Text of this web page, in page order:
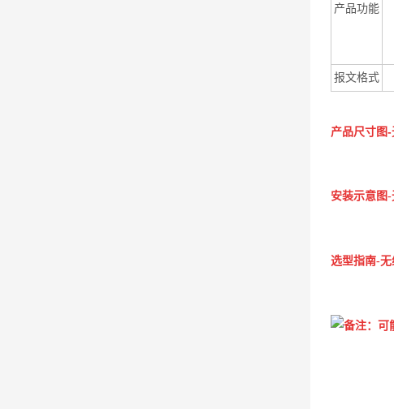
产品功能
报文格式
产品尺寸图-
安装示意图-
选型指南-
备注：可